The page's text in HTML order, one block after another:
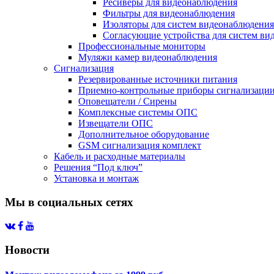
Ресиверы для видеонаблюдения
Фильтры для видеонаблюдения
Изоляторы для систем видеонаблюдения
Согласующие устройства для систем
Профессиональные мониторы
Муляжи камер видеонаблюдения
Сигнализация
Резервированные источники питания
Приемно-контрольные приборы сигнализации
Оповещатели / Сирены
Комплексные системы ОПС
Извещатели ОПС
Дополнительное оборудование
GSM сигнализация комплект
Кабель и расходные материалы
Решения “Под ключ”
Установка и монтаж
Мы в социальных сетях
Новости